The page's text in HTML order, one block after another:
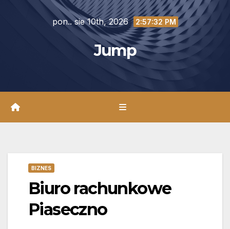
pon.. sie 10th, 2026 2:57:33 PM
Jump
BIZNES
Biuro rachunkowe
Piaseczno